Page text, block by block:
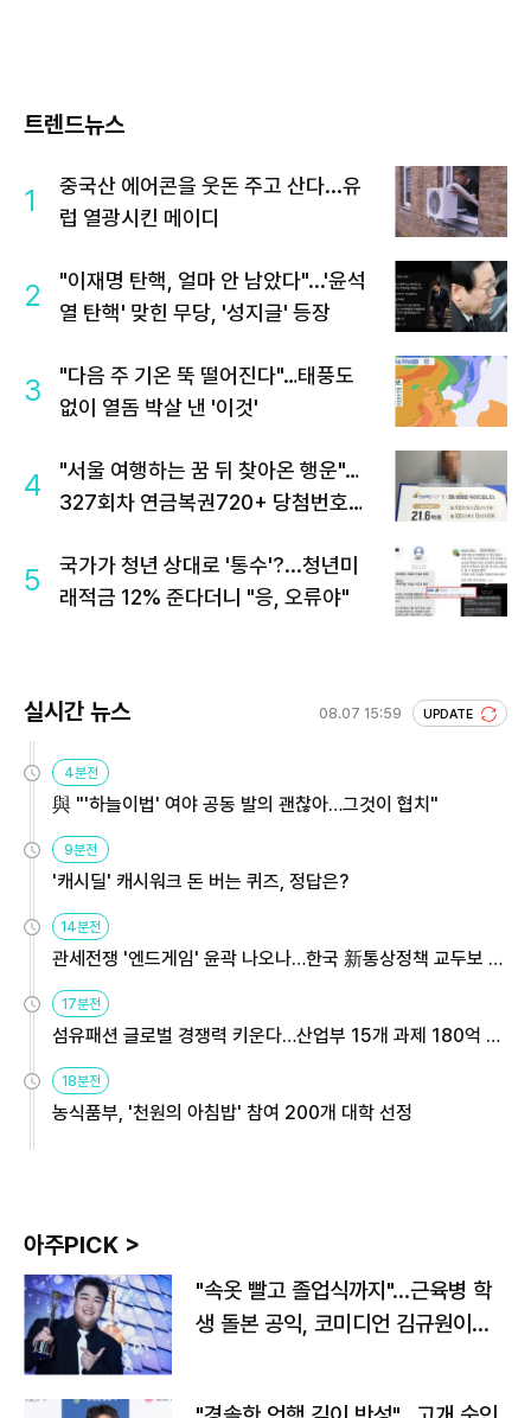
트렌드뉴스
1
중국산 에어콘을 웃돈 주고 산다...유
럽 열광시킨 메이디
2
"이재명 탄핵, 얼마 안 남았다"...'윤석
열 탄핵' 맞힌 무당, '성지글' 등장
3
"다음 주 기온 뚝 떨어진다"…태풍도
없이 열돔 박살 낸 '이것'
4
"서울 여행하는 꿈 뒤 찾아온 행운"…
327회차 연금복권720+ 당첨번호조
5
국가가 청년 상대로 '통수'?...청년미
래적금 12% 준다더니 "응, 오류야"
실시간 뉴스 08.07 15:59 UPDATE
4분전
與 "'하늘이법' 여야 공동 발의 괜찮아…그것이 협치"
9분전
'캐시딜' 캐시워크 돈 버는 퀴즈, 정답은?
14분전
관세전쟁 '엔드게임' 윤곽 나오나…한국 新통상정책 교두보 활
17분전
섬유패션 글로벌 경쟁력 키운다…산업부 15개 과제 180억 지
18분전
농식품부, '천원의 아침밥' 참여 200개 대학 선정
아주PICK >
"속옷 빨고 졸업식까지"…근육병 학
생 돌본 공익, 코미디언 김규원이었